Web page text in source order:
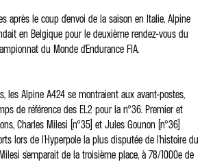
après le coup d'envoi de la saison en Italie, Alpine
en Belgique pour le deuxième rendez-vous du
du Monde d'Endurance FIA.
les Alpine A424 se montraient aux avant-postes,
de référence des EL2 pour la n°36. Premier et
Charles Milesi (n°35) et Jules Gounon (n°36)
lors de l'Hyperpole la plus disputée de l'histoire du
s'emparait de la troisième place, à 78/1000e de